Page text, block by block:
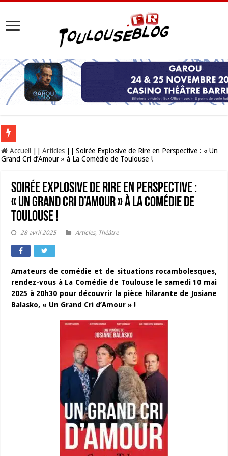
Les Nocturnes de la Cité de l’espace 2026 : l’événement incontournable de
Accueil Articles
Soirée Explosive de Rire en Perspective : « Un
Grand Cri d’Amour » à La Comédie de Toulouse !
Soirée Explosive de Rire en Perspective :
« Un Grand Cri d’Amour » à La Comédie de
Toulouse !
28 avril 2025 Articles, Théâtre
Amateurs de comédie et de situations rocambolesques,
rendez-vous à La Comédie de Toulouse le samedi 10 mai
2025 à 20h30 pour découvrir la pièce hilarante de Josiane
Balasko, « Un Grand Cri d’Amour » !